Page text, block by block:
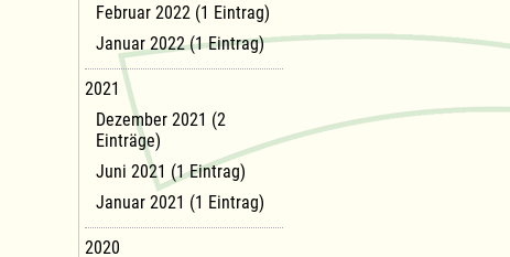
Februar 2022 (1 Eintrag)
Januar 2022 (1 Eintrag)
2021
Dezember 2021 (2
Einträge)
Juni 2021 (1 Eintrag)
Januar 2021 (1 Eintrag)
2020